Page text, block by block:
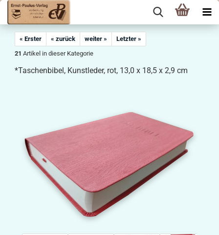
« Erster « zurück weiter »
Letzter »
21 Artikel in dieser Kategorie
*Taschenbibel, Kunstleder, rot, 13,0 x 18,5 x 2,9 cm